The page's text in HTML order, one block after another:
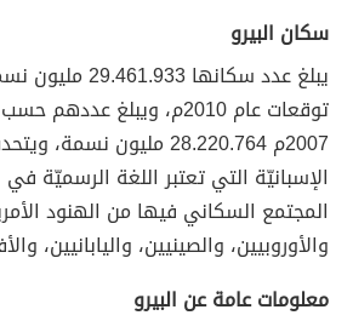
سكان البيرو
يبلغ عدد سكانها
توقعات عام 2010م، ويبلغ
2007م 28.220.764 مليون
الإسبانيّة التي تعتبر اللغة الرسميّة في
المجتمع السكاني فيها من الهنود
والأوروبيين، والصينيين، واليابانيين،
معلومات عامة عن البيرو